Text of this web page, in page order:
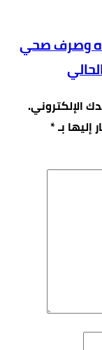
وصرف صحي
الإلكتروني.
إليها بـ*